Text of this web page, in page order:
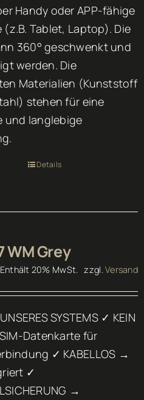
Handy oder APP-fähige
(z.B. Tablet, Laptop). Die
360° geschwenkt und
werden. Die
Materialien (Kunststoff
stehen für eine
und langlebige
Details
WM Grey
Enthält 20% MwSt. zzgl.Versand
SYSTEMS ✓ KEIN
Datenkarte für
✓ KABELLOS →
✓
→